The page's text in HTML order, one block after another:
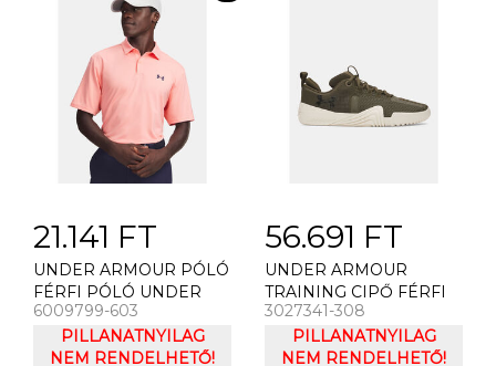
21.141 FT
UNDER ARMOUR PÓLÓ
FÉRFI PÓLÓ UNDER
ARMOUR UA
MATCHPLAY POLO-PNK
6009799-603
PILLANATNYILAG
NEM RENDELHETŐ!
56.691 FT
UNDER ARMOUR
TRAINING CIPŐ FÉRFI
CIPÕ UNDER ARMOUR
UA TRIBASE REIGN 6-
GRN
3027341-308
PILLANATNYILAG
NEM RENDELHETŐ!